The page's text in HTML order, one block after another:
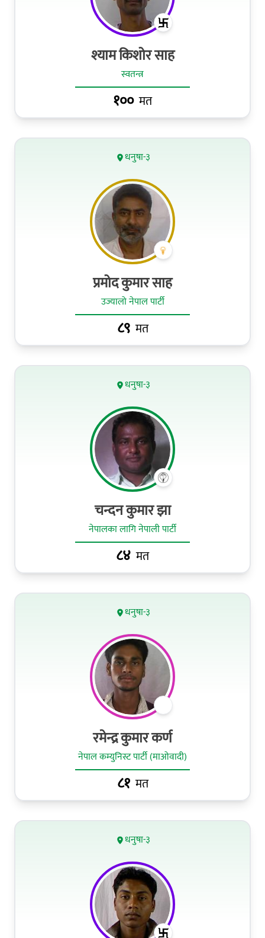
श्याम किशोर साह
स्वतन्त्र
१०० मत
धनुषा-३
प्रमोद कुमार साह
उज्यालो नेपाल पार्टी
८९ मत
धनुषा-३
चन्दन कुमार झा
नेपालका लागि नेपाली पार्टी
८४ मत
धनुषा-३
रमेन्द्र कुमार कर्ण
नेपाल कम्युनिस्ट पार्टी (माओवादी)
८१ मत
धनुषा-३